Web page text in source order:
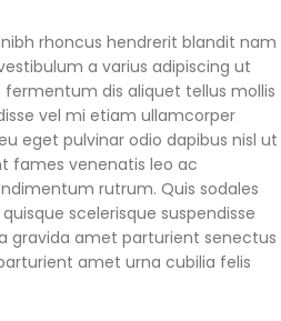
rhoncus hendrerit blandit nam
a varius adipiscing ut
dis aliquet tellus mollis
vel mi etiam ullamcorper
eget pulvinar odio dapibus nisl ut
fames venenatis leo ac
rutrum. Quis sodales
scelerisque suspendisse
gravida amet parturient senectus
amet urna cubilia felis